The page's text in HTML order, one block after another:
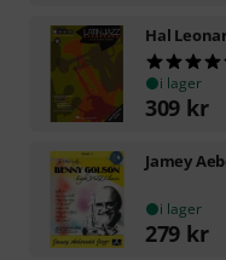
Hal
i lager
309 kr
Jamey
i lager
279 kr